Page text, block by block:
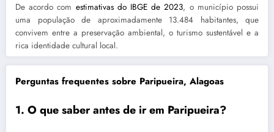
De acordo com estimativas do IBGE de 2023, o município possui
uma população de aproximadamente 13.484 habitantes, que
convivem entre a preservação ambiental, o turismo sustentável e a
rica identidade cultural local.
Perguntas frequentes sobre Paripueira, Alagoas
1. O que saber antes de ir em Paripueira?